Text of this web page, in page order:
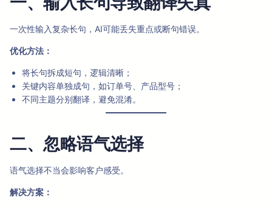
一次性输入复杂长句，AI可能丢失重点或断句错误。
优化方法：
将长句拆成短句，逻辑清晰；
关键内容单独成句，如订单号、产品型号；
不同主题分别翻译，避免混淆。
二、忽略语气选择
语气选择不当会影响客户感受。
解决方案：